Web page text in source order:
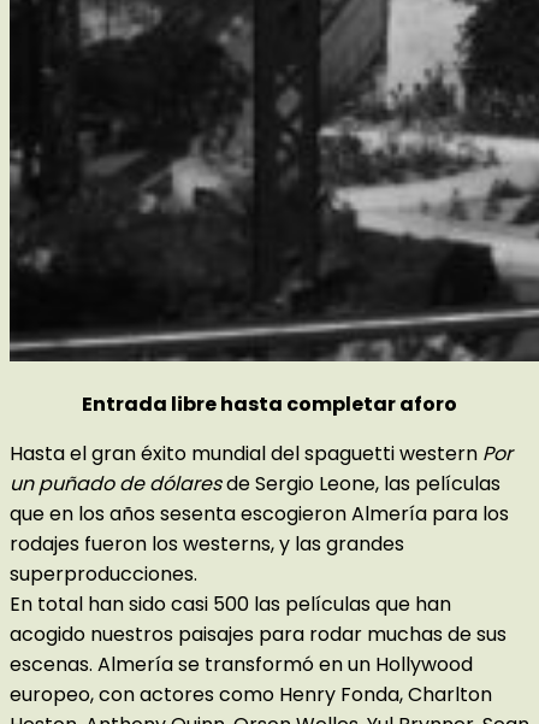
Entrada libre hasta completar aforo
Hasta el gran éxito mundial del spaguetti western Por
un puñado de dólaresde Sergio Leone, las películas
que en los años sesenta escogieron Almería para los
rodajes fueron los westerns, y las grandes
superproducciones.
En total han sido casi 500 las películas que han
acogido nuestros paisajes para rodar muchas de sus
escenas. Almería se transformó en un Hollywood
europeo, con actores como Henry Fonda, Charlton